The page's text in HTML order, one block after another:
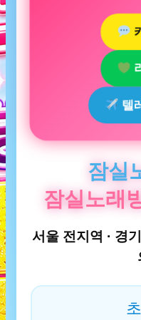
텔
잠실
잠실노래
서울 전지역 · 경